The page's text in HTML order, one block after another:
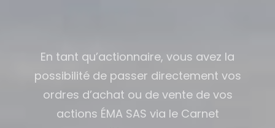
En tant qu’actionnaire, vous avez la
possibilité de passer directement vos
ordres d’achat ou de vente de vos
actions ÉMA SAS via le Carnet